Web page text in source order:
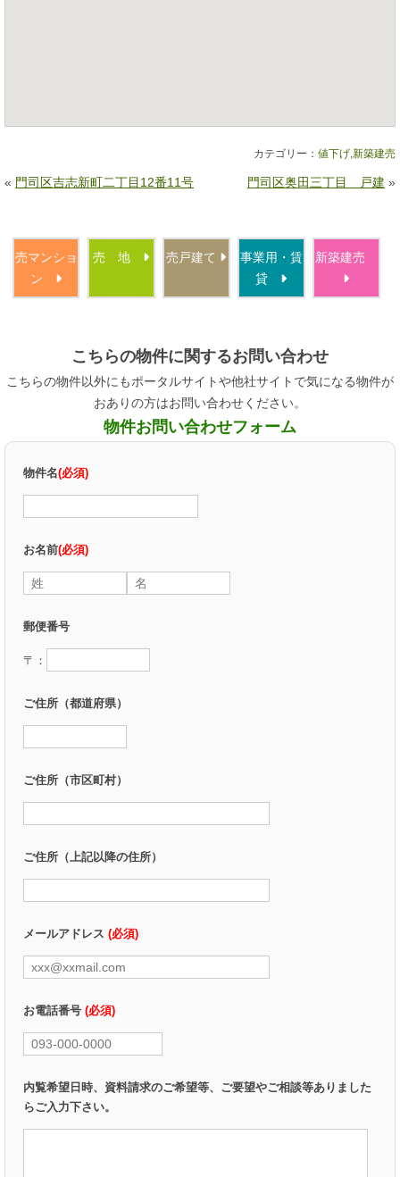
カテゴリー： 値下げ,新築建売
« 門司区吉志新町二丁目12番11号 門司区奥田三丁目 戸建 »
売マンショ
ン
売 地 売戸建て
事業用・賃
貸
新築建売
こちらの物件に関するお問い合わせ
こちらの物件以外にもポータルサイトや他社サイトで気になる物件が
おありの方はお問い合わせください。
物件お問い合わせフォーム
物件名(必須)
お名前(必須)
郵便番号
〒：
ご住所（都道府県）
ご住所（市区町村）
ご住所（上記以降の住所）
メールアドレス (必須)
お電話番号 (必須)
内覧希望日時、資料請求のご希望等、ご要望やご相談等ありました
らご入力下さい。